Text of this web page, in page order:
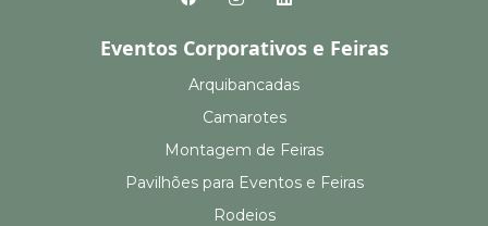
Eventos Corporativos e Feiras
Arquibancadas
Camarotes
Montagem de Feiras
Pavilhões para Eventos e Feiras
Rodeios